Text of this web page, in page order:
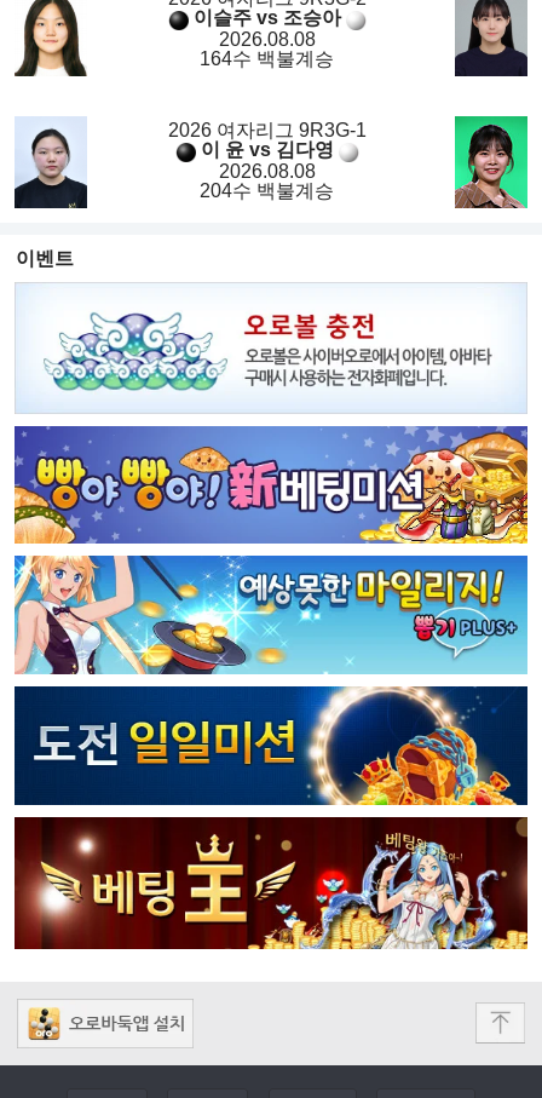
이슬주 vs 조승아
2026.08.08
164수 백불계승
2026 여자리그 9R3G-1
이 윤 vs 김다영
2026.08.08
204수 백불계승
이벤트